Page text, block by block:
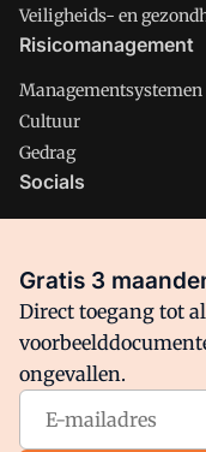
Veiligheids- en
Risicomanagement
Managementsystemen
Cultuur
Gedrag
Socials
Facebook
Arbo is onderdeel van
VMN media voor
Gratis 3
Direct toegang tot
ongevallen.